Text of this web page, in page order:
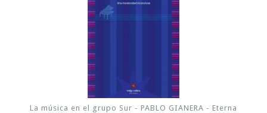
La música en el grupo Sur - PABLO GIANERA - Eterna